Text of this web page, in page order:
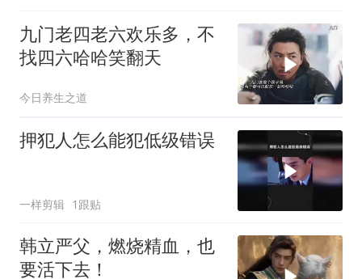
九门老四老六欢乐多，不
找四六哈哈笑翻天
今日养生之道
押犯人怎么能犯低级错误
一样剪辑 1跟贴
韩立严父，燃烧精血，也
要活下去！